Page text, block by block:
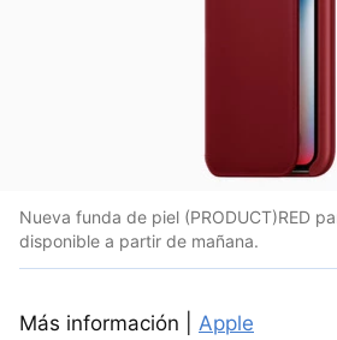
Nueva funda de piel (PRODUCT)RED
disponible a partir de mañana.
Más información | Apple